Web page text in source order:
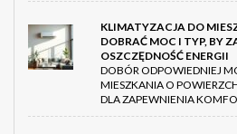
KLIMATYZACJA DO
DOBRAĆ MOC I TYP, BY
OSZCZĘDNOŚĆ ENERGII
DOBÓR ODPOWIEDNIEJ
MIESZKANIA O
DLA ZAPEWNIENIA